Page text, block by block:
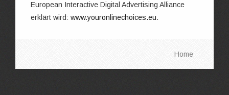
European Interactive Digital Advertising Alliance
erklärt wird: www.youronlinechoices.eu.
Home